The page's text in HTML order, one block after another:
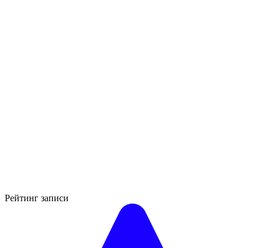
Рейтинг записи